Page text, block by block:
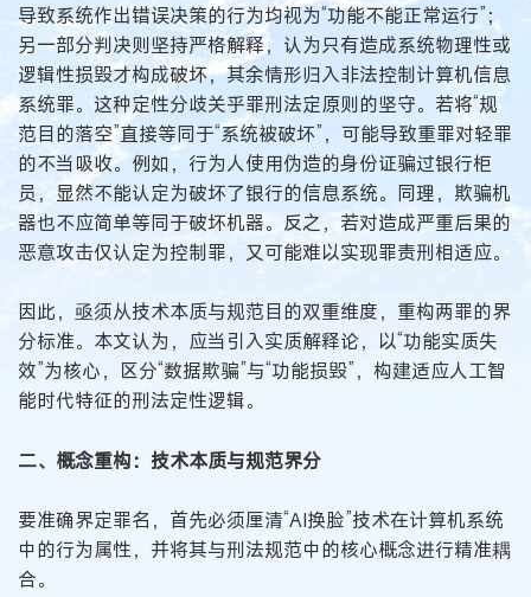
导致系统作出错误决策的行为均视为“功能不能正常运行”；
另一部分判决则坚持严格解释，认为只有造成系统物理性或
逻辑性损毁才构成破坏，其余情形归入非法控制计算机信息
系统罪。这种定性分歧关乎罪刑法定原则的坚守。若将“规
范目的落空”直接等同于“系统被破坏”，可能导致重罪对轻罪
的不当吸收。例如，行为人使用伪造的身份证骗过银行柜
员，显然不能认定为破坏了银行的信息系统。同理，欺骗机
器也不应简单等同于破坏机器。反之，若对造成严重后果的
恶意攻击仅认定为控制罪，又可能难以实现罪责刑相适应。
因此，亟须从技术本质与规范目的双重维度，重构两罪的界
分标准。本文认为，应当引入实质解释论，以“功能实质失
效”为核心，区分“数据欺骗”与“功能损毁”，构建适应人工智
能时代特征的刑法定性逻辑。
二、概念重构：技术本质与规范界分
要准确界定罪名，首先必须厘清“AI换脸”技术在计算机系统
中的行为属性，并将其与刑法规范中的核心概念进行精准耦
合。